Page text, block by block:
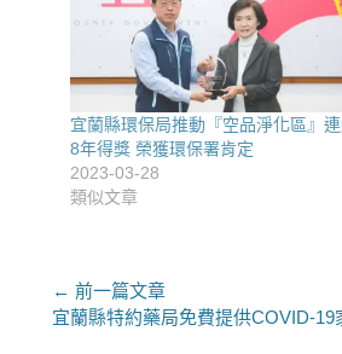
宜蘭縣環保局推動『空品淨化區』
8年得獎 榮獲環保署肯定
2023-03-28
類似文章
文
章
← 前一篇文章
上
宜蘭縣特約藥局免費提供COVID-19